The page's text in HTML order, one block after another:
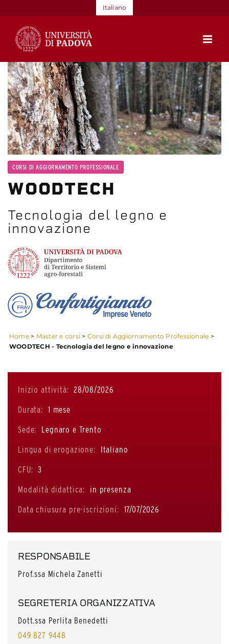
contenuto
Italiano
CORSI DI AGGIORNAMENTO PROFESSIONALE
WOODTECH
Tecnologia del legno e
innovazione
Home> Master e corsi > Corsi di Aggiornamento Professionale >
WOODTECH - Tecnologia del legno e innovazione
Inizio attività: 28/08/2026
Durata: 1 mese
Sede: Legnaro e Trento
Lingua di erogazione: Italiano
CFU: 3
Modalità didattica: in presenza
Data chiusura pre-iscrizioni: 17/07/2026
RESPONSABILE
Prof.ssa Michela Zanetti
SEGRETERIA ORGANIZZATIVA
Dott.ssa Perlita Benedetti
049 827 9448